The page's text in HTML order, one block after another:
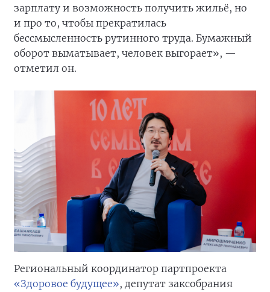
зарплату и возможность получить жильё, но
и про то, чтобы прекратилась
бессмысленность рутинного труда. Бумажный
оборот выматывает, человек выгорает», —
отметил он.
Региональный координатор партпроекта
«Здоровое будущее», депутат заксобрания